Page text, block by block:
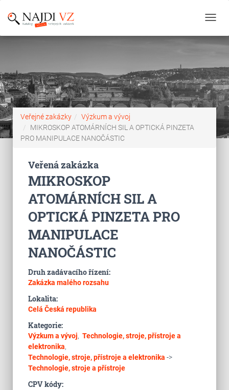
Veřejné zakázky
Výzkum a vývoj
MIKROSKOP ATOMÁRNÍCH SIL A OPTICKÁ PINZETA
PRO MANIPULACE NANOČÁSTIC
Veřená zakázka
MIKROSKOP
ATOMÁRNÍCH SIL A
OPTICKÁ PINZETA PRO
MANIPULACE
NANOČÁSTIC
Druh zadávacího řízení:
Zakázka malého rozsahu
Lokalita:
Celá Česká republika
Kategorie:
Výzkum a vývoj, Technologie, stroje, přístroje a
elektronika,
Technologie, stroje, přístroje a elektronika ->
Technologie, stroje a přístroje
CPV kódy: